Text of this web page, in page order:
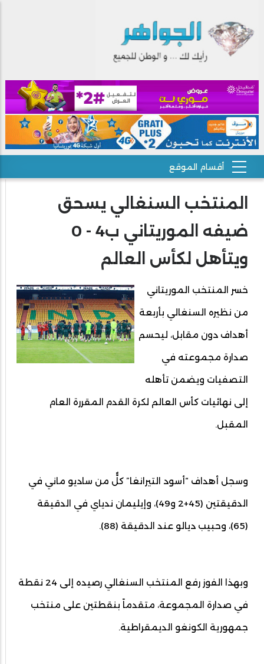
المنتخب السنغالي يسحق
ضيفه الموريتاني ب4 - 0
ويتأهل لكأس العالم
خسر المنتخب الموريتاني
من نظيره السنغالي بأربعة
أهداف دون مقابل، ليحسم
صدارة مجموعته في
التصفيات ويضمن تأهله
إلى نهائيات كأس العالم لكرة القدم المقررة العام
المقبل.
وسجل أهداف “أسود التيرانغا” كلٌّ من ساديو ماني في
الدقيقتين (45+2 و49)، وإيليمان ندياي في الدقيقة
(65)، وحبيب ديالو عند الدقيقة (88).
وبهذا الفوز رفع المنتخب السنغالي رصيده إلى 24 نقطة
في صدارة المجموعة، متقدماً بنقطتين على منتخب
جمهورية الكونغو الديمقراطية.